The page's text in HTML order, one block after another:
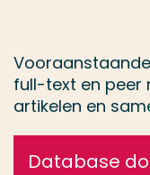
full-text en peer
artikelen en
Database